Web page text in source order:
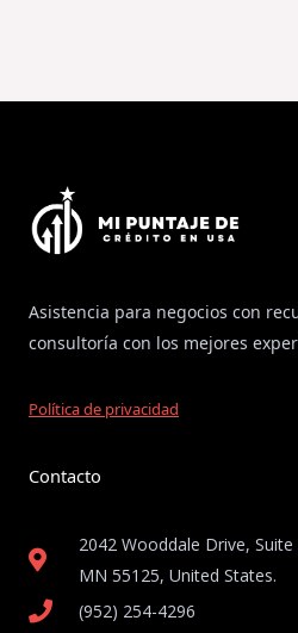
Asistencia para negocios con
consultoría con los mejores
Política de privacidad
Contacto
2042 Wooddale Drive,
MN 55125, United States​.
(952) 254-4296